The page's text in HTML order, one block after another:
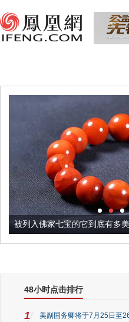
被列入佛家七宝的它到底有多
48小时点击排行
1 美副国务卿将于7月25日至